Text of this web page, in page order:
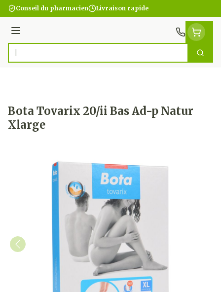
Aller au contenu
Conseil du pharmacien Livraison rapide
Menu
Rechercher
Bota Tovarix 20/ii Bas Ad-p Natur
Xlarge